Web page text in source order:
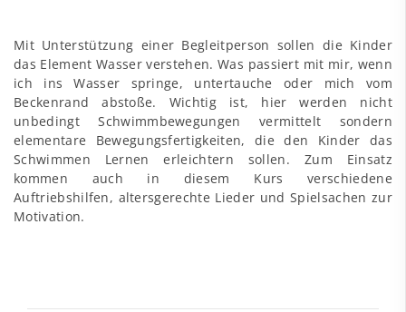
Mit Unterstützung einer Begleitperson sollen die Kinder
das Element Wasser verstehen. Was passiert mit mir, wenn
ich ins Wasser springe, untertauche oder mich vom
Beckenrand abstoße. Wichtig ist, hier werden nicht
unbedingt Schwimmbewegungen vermittelt sondern
elementare Bewegungsfertigkeiten, die den Kinder das
Schwimmen Lernen erleichtern sollen. Zum Einsatz
kommen auch in diesem Kurs verschiedene
Auftriebshilfen, altersgerechte Lieder und Spielsachen zur
Motivation.